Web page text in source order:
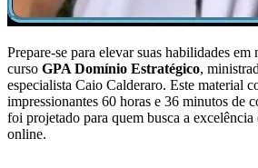
Prepare-se para elevar suas habilidades
curso GPA Domínio Estratégico,
especialista Caio Calderaro. Este material
impressionantes 60 horas e 36 minutos de
foi projetado para quem busca a excelência
online.